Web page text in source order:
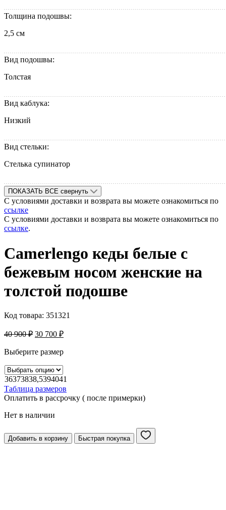
Толщина подошвы:
2,5 см
Вид подошвы:
Толстая
Вид каблука:
Низкий
Вид стельки:
Стелька супинатор
ПОКАЗАТЬ ВСЕ свернуть
С условиями доставки и возврата вы можете ознакомиться по
ссылке
С условиями доставки и возврата вы можете ознакомиться по
ссылке.
Camerlengo кеды белые с
бежевым носом женские на
толстой подошве
Код товара: 351321
40 900₽ 30 700 ₽
Выберите размер
36373838,5394041
Таблица размеров
Оплатить в рассрочку ( после примерки)
Нет в наличии
Добавить в корзину Быстрая покупка